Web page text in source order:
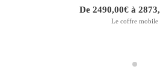
De 2490,00€ à
Le coffre mobile